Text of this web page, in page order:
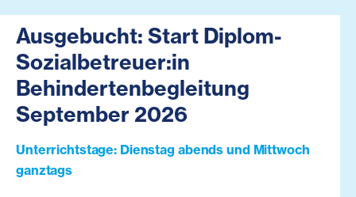
Ausgebucht: Start Diplom-
Sozialbetreuer:in
Behindertenbegleitung
September 2026
Unterrichtstage: Dienstag abends und Mittwoch
ganztags